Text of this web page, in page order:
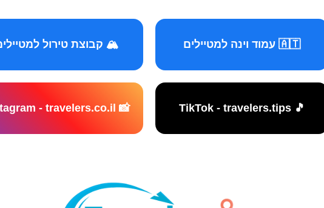
🇦🇹 עמוד וינה למטיילים 🏔️ קבוצת טירול
🎵 TikTok - travelers.tips
📸 Instagram - travelers.co.il